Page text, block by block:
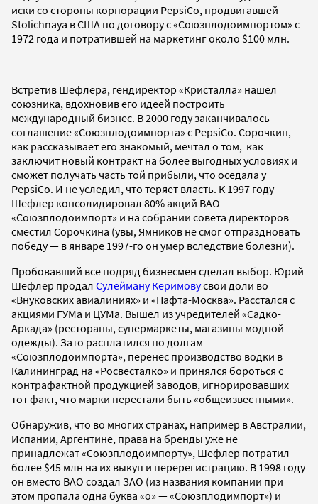
иски со стороны корпорации PepsiCo, продвигавшей
Stolichnaya в США по договору с «Союзплодоимпортом» с
1972 года и потратившей на маркетинг около $100 млн.
Встретив Шефлера, гендиректор «Кристалла» нашел
союзника, вдохновив его идеей построить
международный бизнес. В 2000 году заканчивалось
соглашение «Союзплодоимпорта» с PepsiCo. Сорочкин,
как рассказывает его знакомый, мечтал о том, как
заключит новый контракт на более выгодных условиях и
сможет получать часть той прибыли, что оседала у
PepsiCo. И не уследил, что теряет власть. К 1997 году
Шефлер консолидировал 80% акций ВАО
«Союзплодоимпорт» и на собрании совета директоров
сместил Сорочкина (увы, Ямников не смог отпраздновать
победу — в январе 1997-го он умер вследствие болезни).
Пробовавший все подряд бизнесмен сделал выбор. Юрий
Шефлер продал Сулейману Керимовусвои доли во
«Внуковских авиалиниях» и «Нафта-Москва». Расстался с
акциями ГУМа и ЦУМа. Вышел из учредителей «Садко-
Аркада» (рестораны, супермаркеты, магазины модной
одежды). Зато расплатился по долгам
«Союзплодоимпорта», перенес производство водки в
Калининград на «Росвесталко» и принялся бороться с
контрафактной продукцией заводов, игнорировавших
тот факт, что марки перестали быть «общеизвестными».
Обнаружив, что во многих странах, например в Австралии,
Испании, Аргентине, права на бренды уже не
принадлежат «Союзплодоимпорту», Шефлер потратил
более $45 млн на их выкуп и перерегистрацию. В 1998 году
он вместо ВАО создал ЗАО (из названия компании при
этом пропала одна буква «о» — «Союзплодимпорт») и